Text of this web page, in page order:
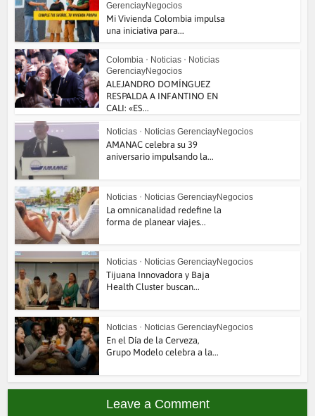
GerenciayNegocios
Mi Vivienda Colombia impulsa
una iniciativa para...
Colombia • Noticias • Noticias
GerenciayNegocios
ALEJANDRO DOMÍNGUEZ
RESPALDA A INFANTINO EN
CALI: «ES...
Noticias • Noticias GerenciayNegocios
AMANAC celebra su 39
aniversario impulsando la...
Noticias • Noticias GerenciayNegocios
La omnicanalidad redefine la
forma de planear viajes...
Noticias • Noticias GerenciayNegocios
Tijuana Innovadora y Baja
Health Cluster buscan...
Noticias • Noticias GerenciayNegocios
En el Día de la Cerveza,
Grupo Modelo celebra a la...
Leave a Comment